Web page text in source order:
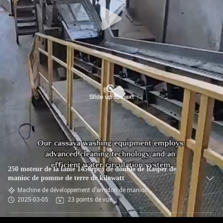
CONTRÔLE
DE
QUALITÉ
CONTACTEZ-
NOUS
NOUVELLES
DEMANDEZ
UNE
CITATION
250 moteur de la lame 1450rpm de double de Rasper de
manioc de pomme de terre de kilowatt
Machine de développement d'amidon de manioc
2025-03-05
23 points de vue